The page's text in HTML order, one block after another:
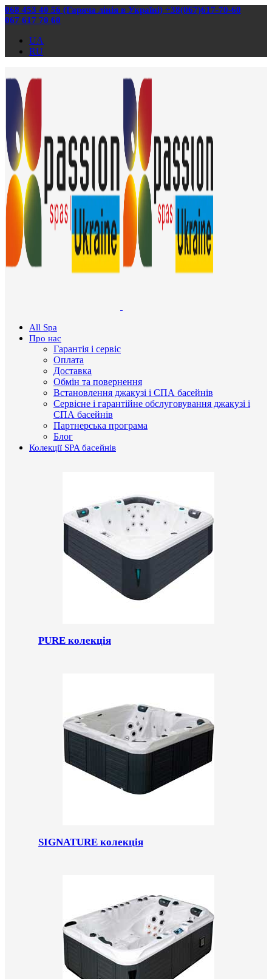
068 453 40 56 (Гаряча лінія в Україні) +38(067)617-70-60
067 617 70 60
UA
RU
All Spa
Про нас
Гарантія і сервіс
Оплата
Доставка
Обмін та повернення
Встановлення джакузі і СПА басейнів
Сервісне і гарантійне обслуговування джакузі і
СПА басейнів
Партнерська програма
Блог
Колекції SPA басейнів
PURE колекція
SIGNATURE колекція